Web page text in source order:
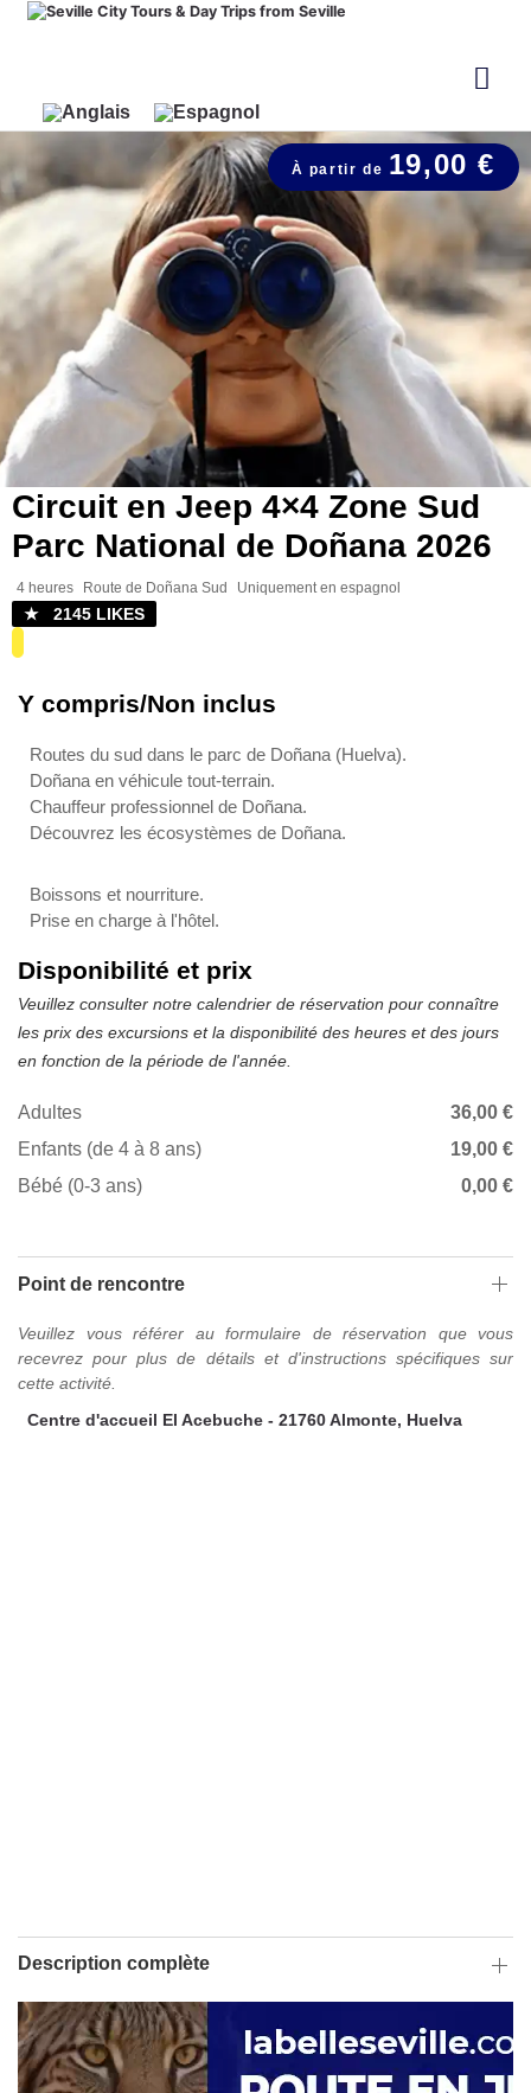
19,00 €
Circuit en Jeep 4×4 Zone Sud
Parc National de Doñana 2026
4 heures Route de Doñana Sud Uniquement en espagnol
★ 2145 LIKES
Y compris/Non inclus
Routes du sud dans le parc de Doñana (Huelva).
Doñana en véhicule tout-terrain.
Chauffeur professionnel de Doñana.
Découvrez les écosystèmes de Doñana.
Boissons et nourriture.
Prise en charge à l'hôtel.
Disponibilité et prix
Veuillez consulter notre calendrier de réservation pour connaître
les prix des excursions et la disponibilité des heures et des jours
en fonction de la période de l'année.
Adultes
36,00 €
Enfants (de 4 à 8 ans)
19,00 €
Bébé (0-3 ans)
0,00 €
Point de rencontre
Veuillez vous référer au formulaire de réservation que vous
recevrez pour plus de détails et d'instructions spécifiques sur
cette activité.
Centre d'accueil El Acebuche - 21760 Almonte, Huelva
Description complète